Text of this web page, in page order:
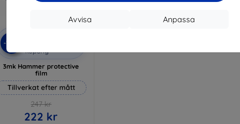
Anpassa
Avvisa
-10%
kupong
3mk Hammer protective
film
Tillverkat efter mått
247 kr
222 kr